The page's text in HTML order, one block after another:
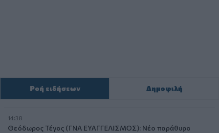
Ροή ειδήσεων Δημοφιλή
14:38
Θεόδωρος Τέγος (ΓΝΑ ΕΥΑΓΓΕΛΙΣΜΟΣ): Νέο παράθυρο